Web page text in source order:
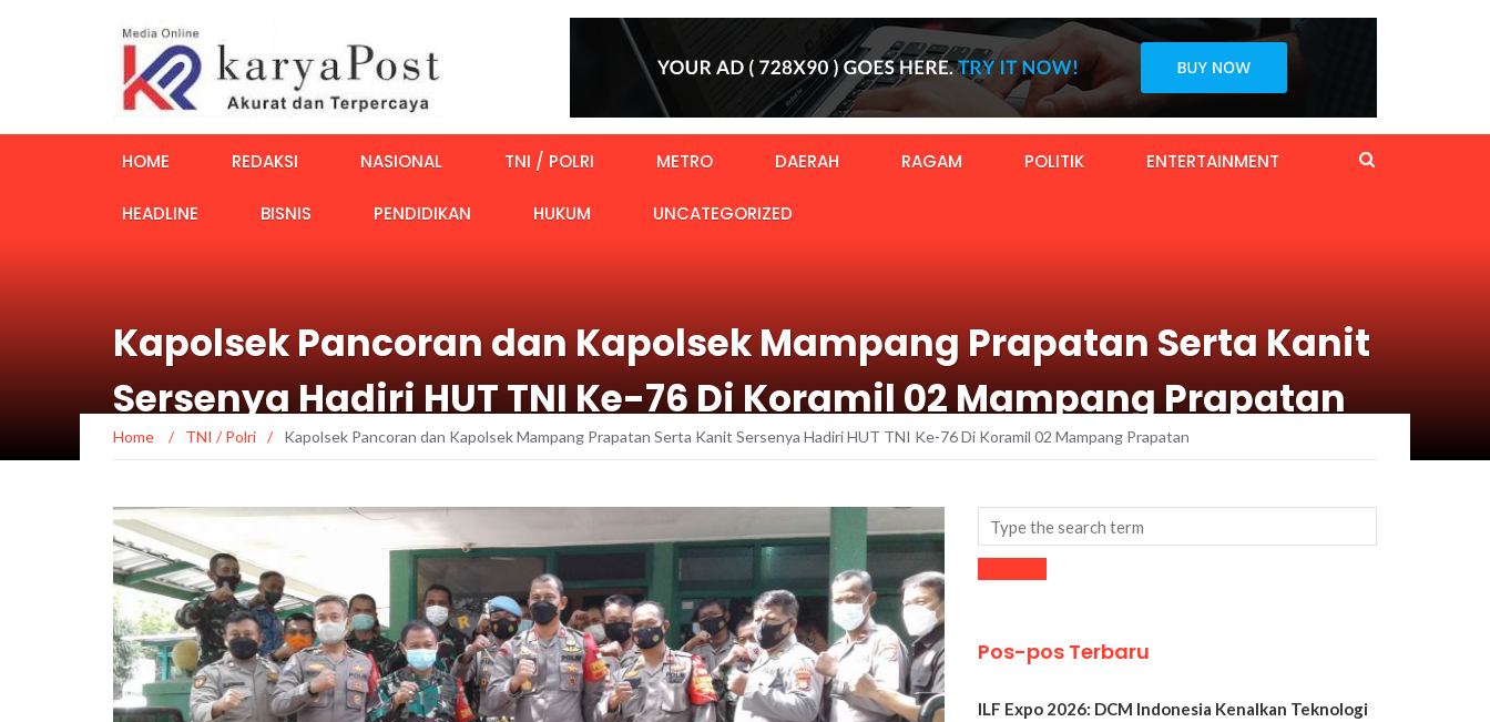
HOME REDAKSI NASIONAL TNI / POLRI METRO DAERAH RAGAM POLITIK ENTERTAINMENT
HEADLINE BISNIS PENDIDIKAN HUKUM UNCATEGORIZED
Kapolsek Pancoran dan Kapolsek Mampang Prapatan Serta Kanit
Sersenya Hadiri HUT TNI Ke-76 Di Koramil 02 Mampang Prapatan
Home / TNI / Polri / Kapolsek Pancoran dan Kapolsek Mampang Prapatan Serta Kanit Sersenya Hadiri HUT TNI Ke-76 Di Koramil 02 Mampang Prapatan
Pos-pos Terbaru
ILF Expo 2026: DCM Indonesia Kenalkan Teknologi